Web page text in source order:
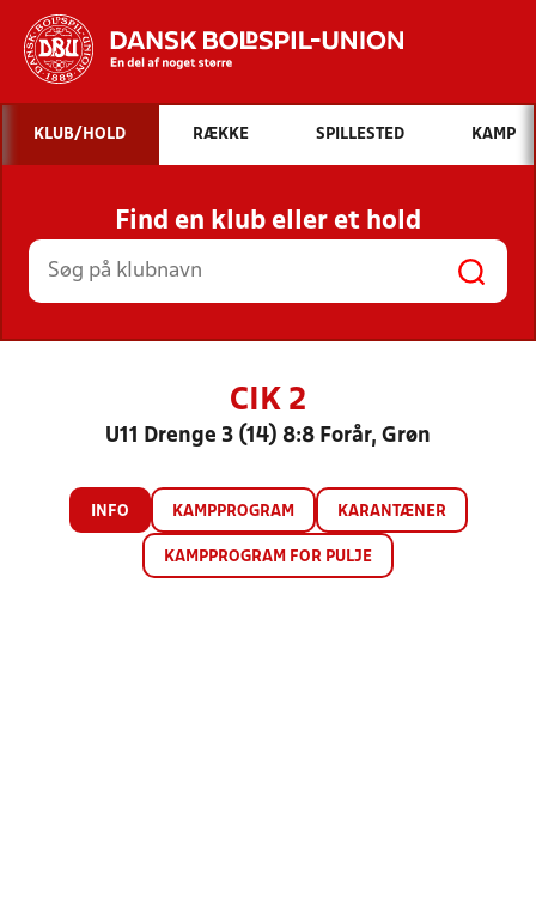
Hvad vil du søge efter?
INDHOLD OG NYHEDER
STILLINGER, RESULTATER, KLUBBER OG
HOLD
KLUB/HOLD RÆKKE SPILLESTED KAMP
Find en klub eller et hold
CIK 2
U11 Drenge 3 (14) 8:8 Forår, Grøn
INFO KAMPPROGRAM KARANTÆNER
KAMPPROGRAM FOR PULJE